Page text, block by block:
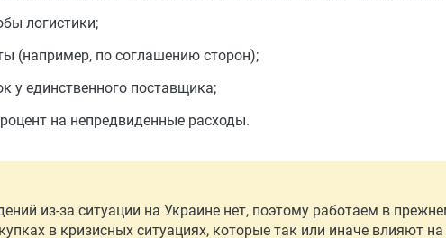
логистики;
(например, по соглашению сторон);
у единственного поставщика;
на непредвиденные расходы.
из-за ситуации на Украине нет, поэтому работаем в
в кризисных ситуациях, которые так или иначе влияют